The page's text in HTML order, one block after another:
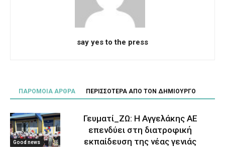
say yes to the press
ΠΑΡΟΜΟΙΑ ΑΡΘΡΑ ΠΕΡΙΣΣΟΤΕΡΑ ΑΠΟ ΤΟΝ ΔΗΜΙΟΥΡΓΟ
Good news
Γευματί_ΖΩ: Η Αγγελάκης ΑΕ
επενδύει στη διατροφική
εκπαίδευση της νέας γενιάς